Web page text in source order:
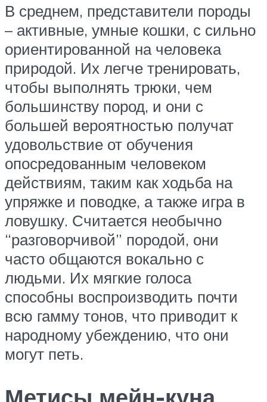
В среднем, представители породы
– активные, умные кошки, с сильно
ориентированной на человека
природой. Их легче тренировать,
чтобы выполнять трюки, чем
большинству пород, и они с
большей вероятностью получат
удовольствие от обучения
опосредованным человеком
действиям, таким как ходьба на
упряжке и поводке, а также игра в
ловушку. Считается необычно
“разговорчивой” породой, они
часто общаются вокально с
людьми. Их мягкие голоса
способны воспроизводить почти
всю гамму тонов, что приводит к
народному убеждению, что они
могут петь.